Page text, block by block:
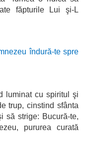
făpturile Lui şi-L
îndură-te spre
luminat cu spiritul şi
trup, cinstind sfânta
să strige: Bucură-te,
pururea curată